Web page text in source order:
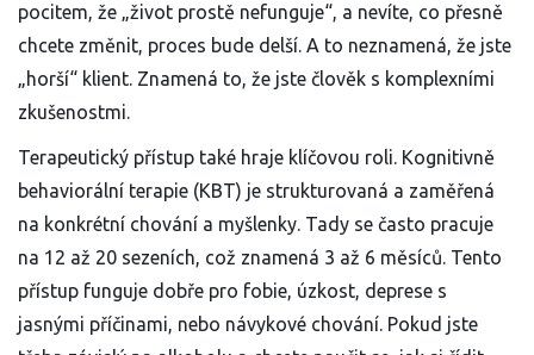
pocitem, že „život prostě nefunguje“, a nevíte, co přesně
chcete změnit, proces bude delší. A to neznamená, že jste
„horší“ klient. Znamená to, že jste člověk s komplexními
zkušenostmi.
Terapeutický přístup také hraje klíčovou roli. Kognitivně
behaviorální terapie (KBT) je strukturovaná a zaměřená
na konkrétní chování a myšlenky. Tady se často pracuje
na 12 až 20 sezeních, což znamená 3 až 6 měsíců. Tento
přístup funguje dobře pro fobie, úzkost, deprese s
jasnými příčinami, nebo návykové chování. Pokud jste